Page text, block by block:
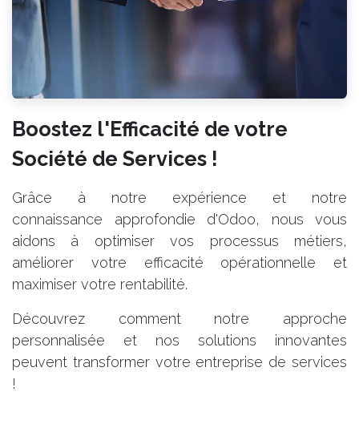
Boostez l'Efficacité de votre
Société de Services !
Grâce à notre expérience et notre
connaissance approfondie d'Odoo, nous vous
aidons à optimiser vos processus métiers,
améliorer votre efficacité opérationnelle et
maximiser votre rentabilité.
Découvrez comment notre approche
personnalisée et nos solutions innovantes
peuvent transformer votre entreprise de services
!